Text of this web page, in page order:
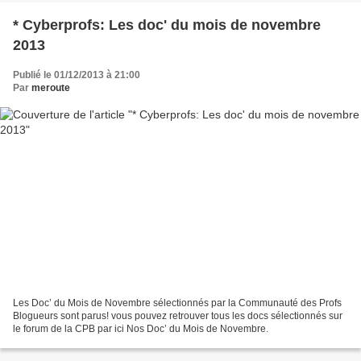
* Cyberprofs: Les doc' du mois de novembre
2013
Publié le 01/12/2013 à 21:00
Par meroute
Les Doc’ du Mois de Novembre sélectionnés par la Communauté des Profs
Blogueurs sont parus! vous pouvez retrouver tous les docs sélectionnés sur
le forum de la CPB par ici Nos Doc’ du Mois de Novembre.